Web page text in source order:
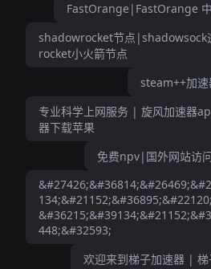
FastOrange|FastOrange
shadowrocket节点
rocket小火箭节点
steam++加速
专业科学上网服务 | 旋风加速器
器下载苹果
免费npv|国外网站访
448;&#32593;
欢迎来到梯子加速器 | 梯